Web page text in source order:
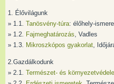
1. Élővilágunk
» 1.1. Tanösvény-túra: élőhely-
» 1.2. Fajmeghatározás , Vadles
» 1.3. Mikroszkópos gyakorlat ,
2.Gazdálkodunk
» 2.1. Természet- és